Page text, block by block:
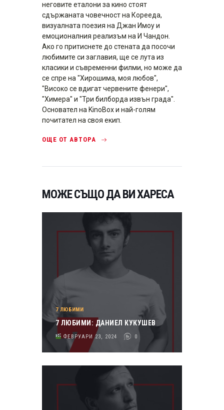
неговите еталони за кино стоят
сдържаната човечност на Корееда,
визуалната поезия на Джан Имоу и
емоционалния реализъм на И Чандон.
Ако го притиснете до стената да посочи
любимите си заглавия, ще се лута из
класики и съвременни филми, но може да
се спре на "Хирошима, моя любов",
"Високо се вдигат червените фенери",
"Химера" и "Три билборда извън града".
Основател на KinoBox и най-голям
почитател на своя екип.
ОЩЕ ОТ АВТОРА
МОЖЕ СЪЩО ДА ВИ ХАРЕСА
7 ЛЮБИМИ
7 ЛЮБИМИ: ДАНИЕЛ КУКУШЕВ
ФЕВРУАРИ 23, 2024 0